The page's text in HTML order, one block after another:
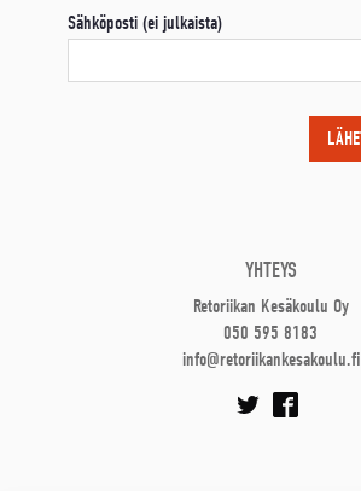
Sähköposti (ei julkaista)
YHTEYS
Retoriikan Kesäkoulu Oy
050 595 8183
info@retoriikankesakoulu.fi